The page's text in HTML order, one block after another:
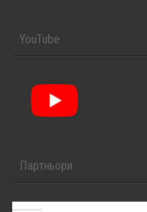
YouTube
Партньори